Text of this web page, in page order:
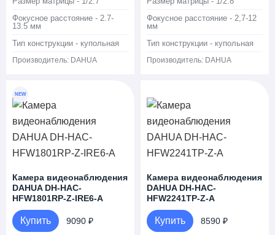
Фокусное расстояние - 2.7-
13.5 мм
Тип конструкции - купольная
Производитель: DAHUA
Фокусное расстояние - 2,7-12
мм
Тип конструкции - купольная
Производитель: DAHUA
NEW
Камера видеонаблюдения
DAHUA DH-HAC-
HFW1801RP-Z-IRE6-A
Купить 9090 ₽
Камера видеонаблюдения
DAHUA DH-HAC-
HFW2241TP-Z-A
Купить 8590 ₽